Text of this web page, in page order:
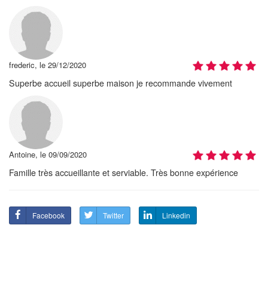
frederic, le 29/12/2020
Superbe accueil superbe maison je recommande vivement
Antoine, le 09/09/2020
Famille très accueillante et serviable. Très bonne expérience
Facebook Twitter Linkedin